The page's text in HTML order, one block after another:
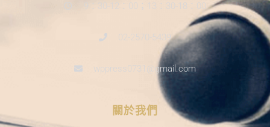
9：30-12：00；13：30-18：00
02-2570-5439
wppress0731@gmail.com
關於我們